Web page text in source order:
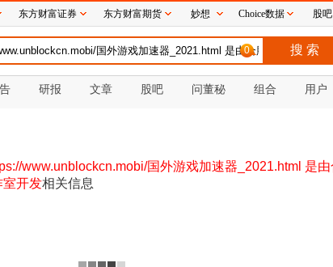
0
研报 文章 股吧 问董秘 组合 用户
www.unblockcn.mobi/国外游戏加速器_2021.html 是
室开发相关信息
东方财富证券 东方财富期货 妙想 Choice数据 股吧